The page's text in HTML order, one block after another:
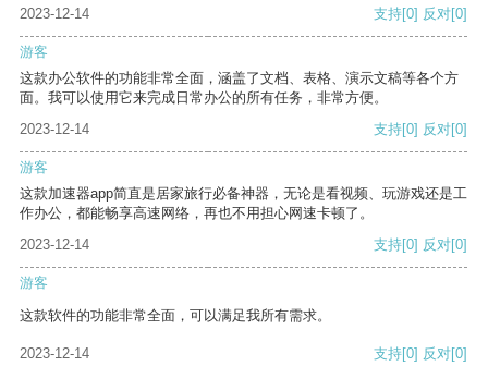
2023-12-14
支持[0] 反对[0]
游客
这款办公软件的功能非常全面，涵盖了文档、表格、演示文稿等各个方
面。我可以使用它来完成日常办公的所有任务，非常方便。
2023-12-14
支持[0] 反对[0]
游客
这款加速器app简直是居家旅行必备神器，无论是看视频、玩游戏还是工
作办公，都能畅享高速网络，再也不用担心网速卡顿了。
2023-12-14
支持[0] 反对[0]
游客
这款软件的功能非常全面，可以满足我所有需求。
2023-12-14 支持[0] 反对[0]